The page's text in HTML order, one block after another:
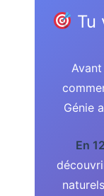
Tu
Génie
En